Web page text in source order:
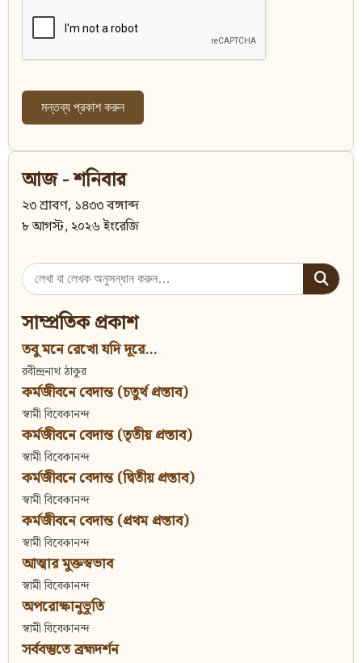
আজ - শনিবার
২৩ শ্রাবণ, ১৪৩৩ বঙ্গাব্দ
৮ আগস্ট, ২০২৬ ইংরেজি
Search
for:
সাম্প্রতিক প্রকাশ
তবু মনে রেখো যদি দূরে...
রবীন্দ্রনাথ ঠাকুর
কর্মজীবনে বেদান্ত (চতুর্থ প্রস্তাব)
স্বামী বিবেকানন্দ
কর্মজীবনে বেদান্ত (তৃতীয় প্রস্তাব)
স্বামী বিবেকানন্দ
কর্মজীবনে বেদান্ত (দ্বিতীয় প্রস্তাব)
স্বামী বিবেকানন্দ
কর্মজীবনে বেদান্ত (প্রথম প্রস্তাব)
স্বামী বিবেকানন্দ
আত্মার মুক্তস্বভাব
স্বামী বিবেকানন্দ
অপরোক্ষানুভূতি
স্বামী বিবেকানন্দ
সর্ববস্তুতে ব্রহ্মদর্শন